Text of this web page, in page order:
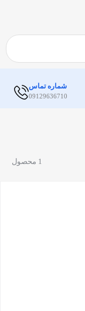
شماره تماس
09129636710
1 محصول